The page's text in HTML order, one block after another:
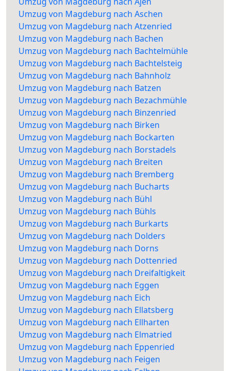
Umzug von Magdeburg nach Aschen
Umzug von Magdeburg nach Atzenried
Umzug von Magdeburg nach Bachen
Umzug von Magdeburg nach Bachtelmühle
Umzug von Magdeburg nach Bachtelsteig
Umzug von Magdeburg nach Bahnholz
Umzug von Magdeburg nach Batzen
Umzug von Magdeburg nach Bezachmühle
Umzug von Magdeburg nach Binzenried
Umzug von Magdeburg nach Birken
Umzug von Magdeburg nach Bockarten
Umzug von Magdeburg nach Borstadels
Umzug von Magdeburg nach Breiten
Umzug von Magdeburg nach Bremberg
Umzug von Magdeburg nach Bucharts
Umzug von Magdeburg nach Bühl
Umzug von Magdeburg nach Bühls
Umzug von Magdeburg nach Burkarts
Umzug von Magdeburg nach Dolders
Umzug von Magdeburg nach Dorns
Umzug von Magdeburg nach Dottenried
Umzug von Magdeburg nach Dreifaltigkeit
Umzug von Magdeburg nach Eggen
Umzug von Magdeburg nach Eich
Umzug von Magdeburg nach Ellatsberg
Umzug von Magdeburg nach Ellharten
Umzug von Magdeburg nach Elmatried
Umzug von Magdeburg nach Eppenried
Umzug von Magdeburg nach Feigen